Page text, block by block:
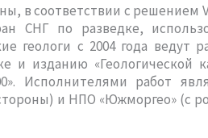
в соответствии с решением
СНГ по разведке,
геологи с 2004 года ведут
и изданию «Геологической
Исполнителями работ
и НПО «Южморгео» (с